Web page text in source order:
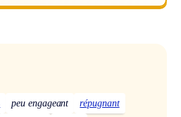
peu engageant
répugnant